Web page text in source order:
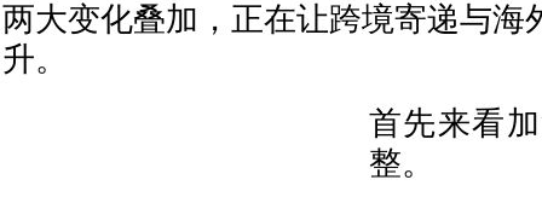
两大变化叠加，正在让跨境寄递与海
升。
首先来看
整。